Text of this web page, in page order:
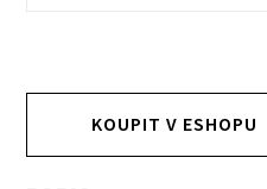
KOUPIT V ESHOPU